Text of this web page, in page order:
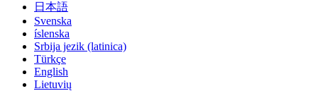
日本語
Svenska
íslenska
Srbija jezik (latinica)
Türkçe
English
Lietuvių